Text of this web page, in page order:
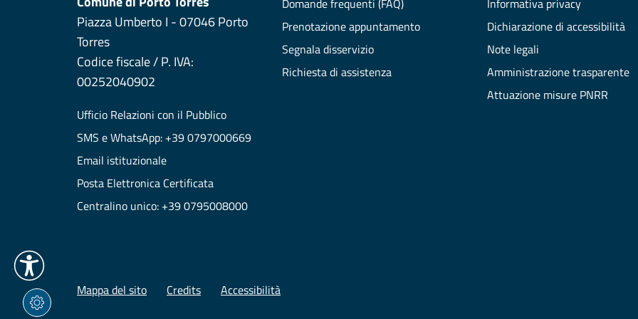
Piazza Umberto I - 07046 Porto
Torres
Codice fiscale / P. IVA:
00252040902
Ufficio Relazioni con il Pubblico
SMS e WhatsApp: +39 0797000669
Email istituzionale
Posta Elettronica Certificata
Centralino unico: +39 0795008000
Domande frequenti (FAQ)
Prenotazione appuntamento
Segnala disservizio
Richiesta di assistenza
Informativa privacy
Dichiarazione di accessibilità
Note legali
Amministrazione trasparente
Attuazione misure PNRR
Mappa del sito Credits Accessibilità